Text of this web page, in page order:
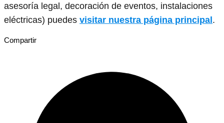
asesoría legal, decoración de eventos, instalaciones
eléctricas) puedes visitar nuestra página principal.
Compartir